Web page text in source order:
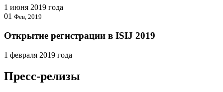
1 июня 2019 года
01 Фев, 2019
Открытие регистрации в ISIJ 2019
1 февраля 2019 года
Пресс-релизы